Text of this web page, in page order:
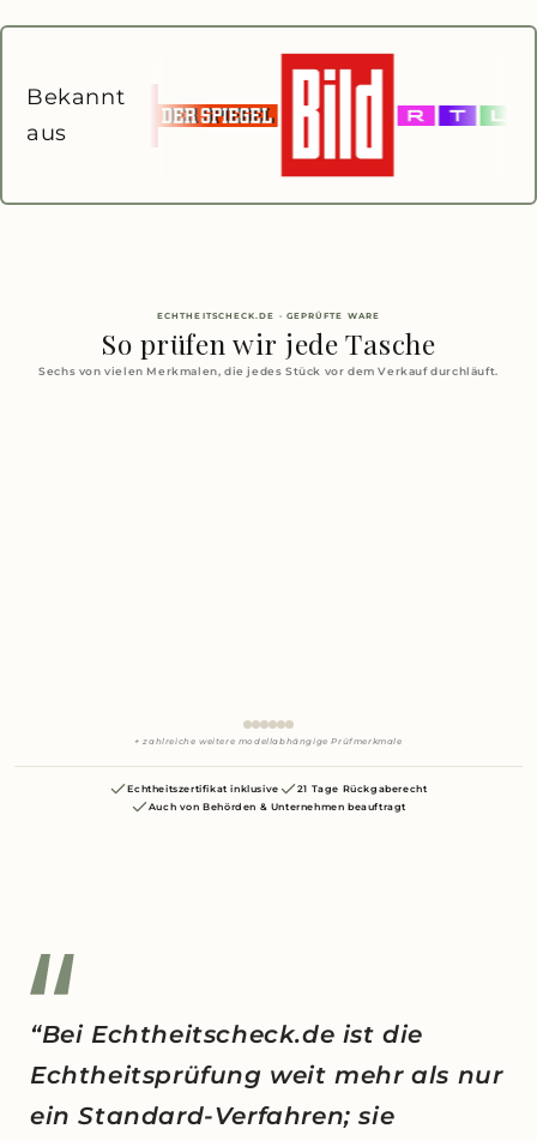
Bekannt
aus
ECHTHEITSCHECK.DE · GEPRÜFTE WARE
So prüfen wir jede Tasche
Sechs von vielen Merkmalen, die jedes Stück vor dem Verkauf durchläuft.
+ zahlreiche weitere modellabhängige Prüfmerkmale
Echtheitszertifikat inklusive
21 Tage Rückgaberecht
Auch von Behörden & Unternehmen beauftragt
“Bei Echtheitscheck.de ist die
Echtheitsprüfung weit mehr als nur
ein Standard-Verfahren; sie